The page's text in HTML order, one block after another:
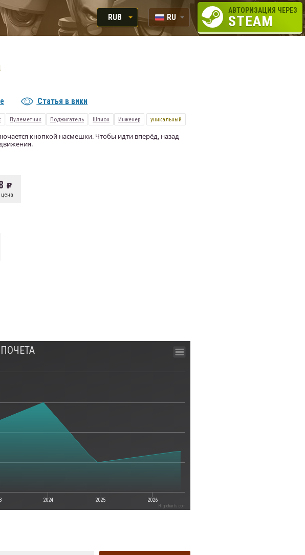
RUB
RUB
RU
EN
АВТОРИЗАЦИЯ ЧЕРЕЗ
STEAM
Статья в вики
Пулеметчик Поджигатель Шпион Инженер уникальный
кнопкой насмешки. Чтобы идти вперёд, назад
цена
2024 2025 2026
Highcharts.com